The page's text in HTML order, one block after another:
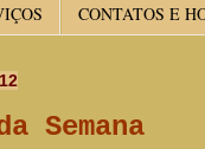
CONTATOS E
Semana